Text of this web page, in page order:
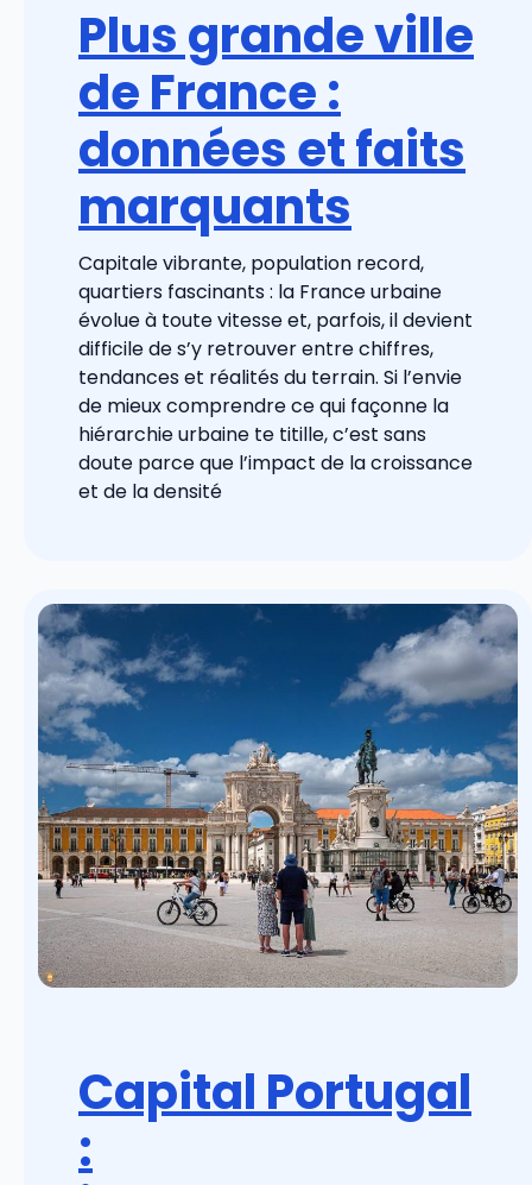
Plus grande ville
de France :
données et faits
marquants
Capitale vibrante, population record,
quartiers fascinants : la France urbaine
évolue à toute vitesse et, parfois, il devient
difficile de s’y retrouver entre chiffres,
tendances et réalités du terrain. Si l’envie
de mieux comprendre ce qui façonne la
hiérarchie urbaine te titille, c’est sans
doute parce que l’impact de la croissance
et de la densité
Capital Portugal
: